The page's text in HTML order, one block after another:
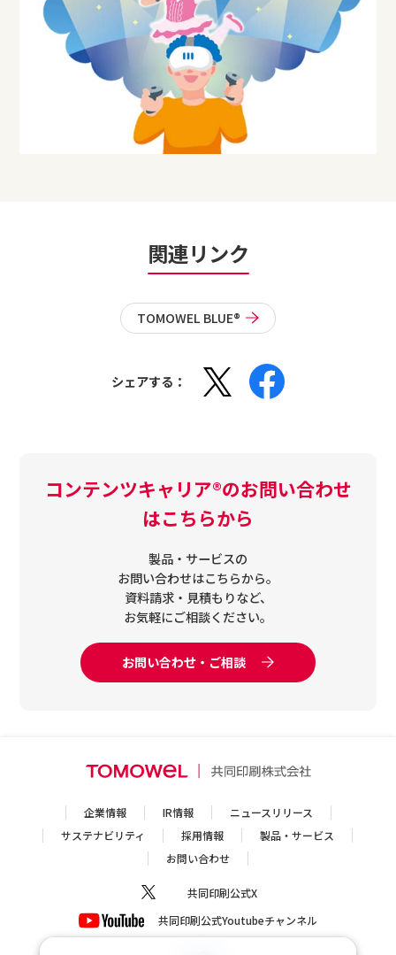
関連リンク
TOMOWEL BLUE®
シェアする：
コンテンツキャリア®のお問い合わせ
はこちらから
製品・サービスの
お問い合わせはこちらから。
資料請求・見積もりなど、
お気軽にご相談ください。
お問い合わせ・ご相談
企業情報 IR情報
ニュースリリース
サステナビリティ
採用情報
製品・サービス
お問い合わせ
共同印刷公式X
共同印刷公式Youtubeチャンネル